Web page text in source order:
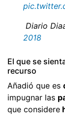
 Diario
2018
El que se
recurso
Añadió que es
impugnar las
que considere